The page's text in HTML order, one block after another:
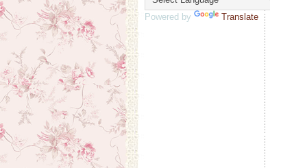
Powered by Translate